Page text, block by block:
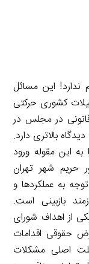
ندارد! این مسائل
کشوری حرکتی
در مجلس در
بالاتری دارد.
این مقوله ورود
حریم شهر تهران
به عملکردها و
بازبینی است.
از اهداف شورای
حقوقی اقدامات
اصلی مشکلات